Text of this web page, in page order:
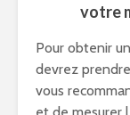
votre
Pour obtenir
devrez
vous